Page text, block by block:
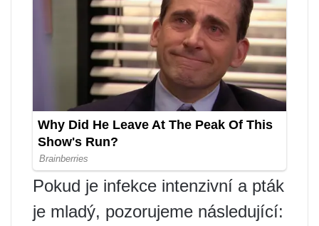
Pokud je infekce intenzivní a pták
je mladý, pozorujeme následující: